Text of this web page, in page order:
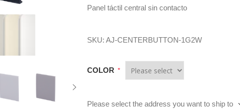
Panel táctil central sin contacto
SKU: AJ-CENTERBUTTON-1G2W
COLOR *
Please select the address you want to ship to